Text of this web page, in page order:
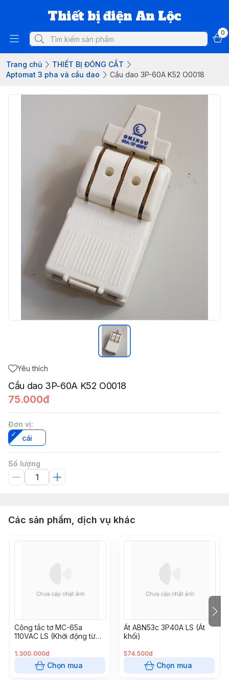
Thiết bị điện An Lộc
0
Trang chủ
THIẾT BỊ ĐÓNG CẮT
Aptomat 3 pha và cầu dao
Cầu dao 3P-60A K52 O0018
Yêu thích
Cầu dao 3P-60A K52 O0018
75.000đ
Đơn vị:
cái
Số lượng
Các sản phẩm, dịch vụ khác
Công tắc tơ MC-65a
110VAC LS (Khởi động từ
1.300.000đ
Chọn mua
Át ABN53c 3P40A LS (Át
khối)
574.500đ
Chọn mua